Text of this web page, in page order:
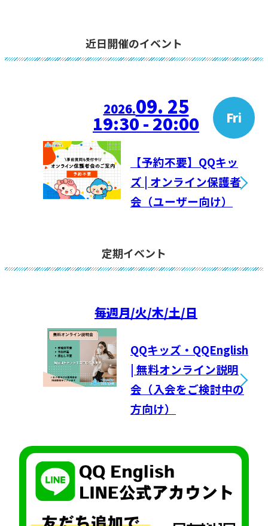
近日開催のイベント
2026.09. 25 Fri
19:30 - 20:00
【予約不要】QQキッ
ズ | オンライン保護者
会（ユーザー向け）
定期イベント
毎週月/火/木/土/日
QQキッズ・QQEnglish
| 無料オンライン説明
会（入会をご検討中の
方向け）